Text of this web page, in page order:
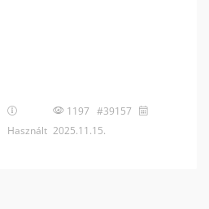
Használt
1197 #39157
2025.11.15.